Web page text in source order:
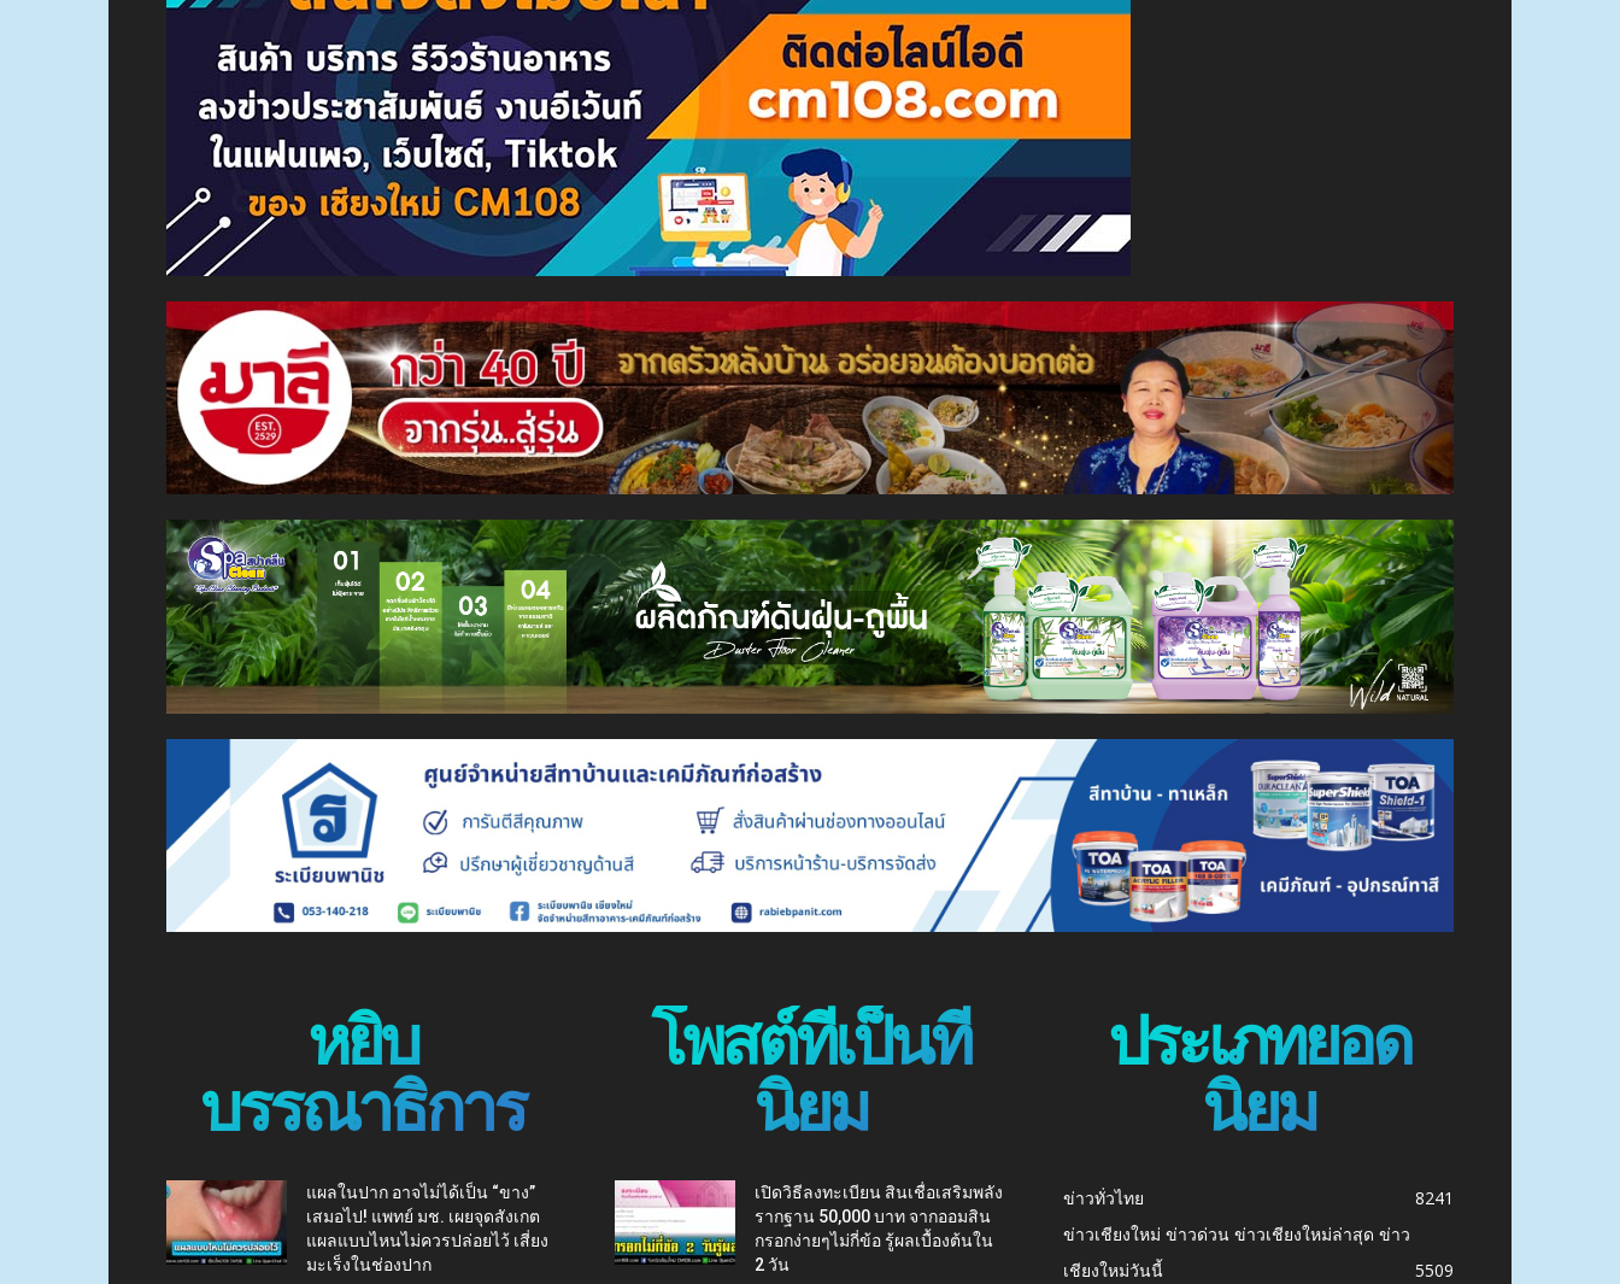
หยิบ
บรรณาธิการ
แผลในปาก อาจไม่ได้เป็น “ขาง”
เสมอไป! แพทย์ มช. เผยจุดสังเกต
แผลแบบไหนไม่ควรปล่อยไว้ เสี่ยง
มะเร็งในช่องปาก
โพสต์ที่เป็นที่
นิยม
เปิดวิธีลงทะเบียน สินเชื่อเสริมพลัง
รากฐาน 50,000 บาท จากออมสิน
กรอกง่ายๆไม่กี่ข้อ รู้ผลเบื้องต้นใน
2 วัน
ประเภทยอด
นิยม
ข่าวทั่วไทย
8241
ข่าวเชียงใหม่ ข่าวด่วน ข่าวเชียงใหม่ล่าสุด ข่าว
เชียงใหม่วันนี้
5509